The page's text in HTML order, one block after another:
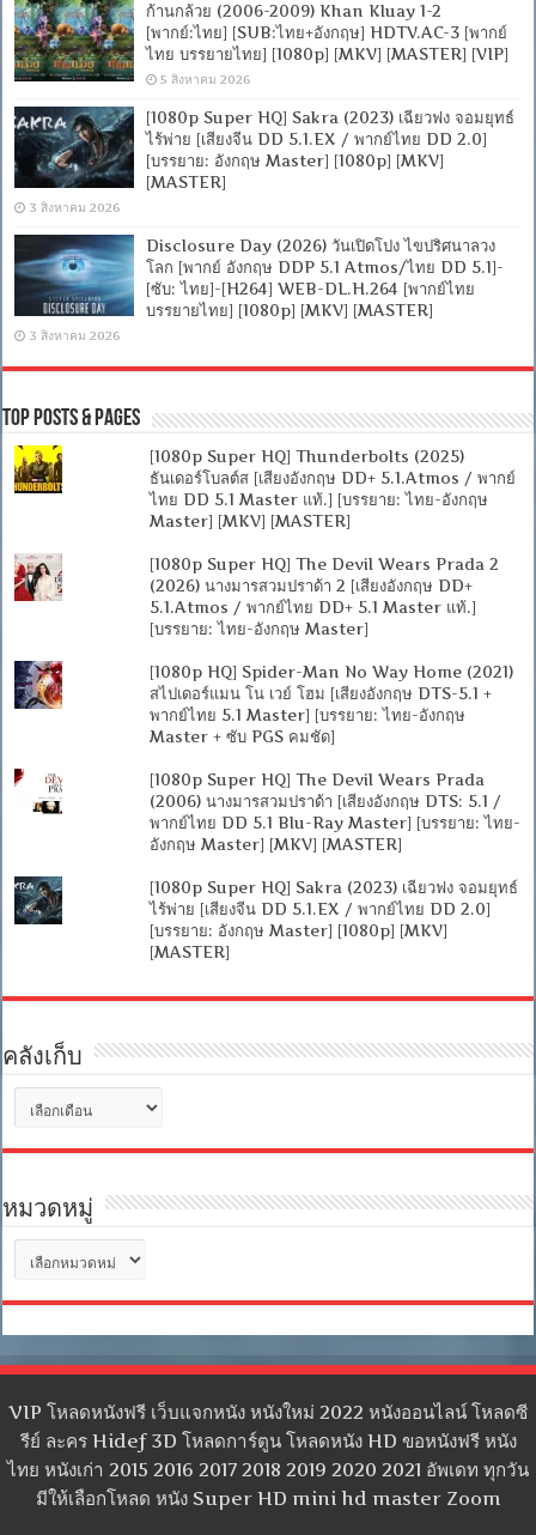
ก้านกล้วย (2006-2009) Khan Kluay 1-2
[พากย์:ไทย] [SUB:ไทย+อังกฤษ] HDTV.AC-3 [พากย์
ไทย บรรยายไทย] [1080p] [MKV] [MASTER] [VIP]
5 สิงหาคม 2026
[1080p Super HQ] Sakra (2023) เฉียวฟง จอมยุทธ์
ไร้พ่าย [เสียงจีน DD 5.1.EX / พากย์ไทย DD 2.0]
[บรรยาย: อังกฤษ Master] [1080p] [MKV]
[MASTER]
3 สิงหาคม 2026
Disclosure Day (2026) วันเปิดโปง ไขปริศนาลวง
โลก [พากย์ อังกฤษ DDP 5.1 Atmos/ไทย DD 5.1]-
[ซับ: ไทย]-[H264] WEB-DL.H.264 [พากย์ไทย
บรรยายไทย] [1080p] [MKV] [MASTER]
3 สิงหาคม 2026
Top Posts & Pages
[1080p Super HQ] Thunderbolts (2025)
ธันเดอร์โบลต์ส [เสียงอังกฤษ DD+ 5.1.Atmos / พากย์
ไทย DD 5.1 Master แท้.] [บรรยาย: ไทย-อังกฤษ
Master] [MKV] [MASTER]
[1080p Super HQ] The Devil Wears Prada 2
(2026) นางมารสวมปราด้า 2 [เสียงอังกฤษ DD+
5.1.Atmos / พากย์ไทย DD+ 5.1 Master แท้.]
[บรรยาย: ไทย-อังกฤษ Master]
[1080p HQ] Spider-Man No Way Home (2021)
สไปเดอร์แมน โน เวย์ โฮม [เสียงอังกฤษ DTS-5.1 +
พากย์ไทย 5.1 Master] [บรรยาย: ไทย-อังกฤษ
Master + ซับ PGS คมชัด]
[1080p Super HQ] The Devil Wears Prada
(2006) นางมารสวมปราด้า [เสียงอังกฤษ DTS: 5.1 /
พากย์ไทย DD 5.1 Blu-Ray Master] [บรรยาย: ไทย-
อังกฤษ Master] [MKV] [MASTER]
[1080p Super HQ] Sakra (2023) เฉียวฟง จอมยุทธ์
ไร้พ่าย [เสียงจีน DD 5.1.EX / พากย์ไทย DD 2.0]
[บรรยาย: อังกฤษ Master] [1080p] [MKV]
[MASTER]
คลังเก็บ
คลัง
เก็บ
หมวดหมู่
หมวด
หมู่
VIP โหลดหนังฟรี เว็บแจกหนัง หนังใหม่ 2022 หนังออนไลน์ โหลดซี
รีย์ ละคร Hidef 3D โหลดการ์ตูน โหลดหนัง HD ขอหนังฟรี หนัง
ไทย หนังเก่า 2015 2016 2017 2018 2019 2020 2021 อัพเดท ทุกวัน
มีให้เลือกโหลด หนัง Super HD mini hd master Zoom